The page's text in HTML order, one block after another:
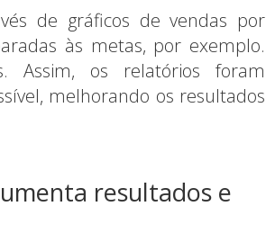
de gráficos de vendas por
às metas, por exemplo.
Assim, os relatórios foram
melhorando os resultados
resultados e